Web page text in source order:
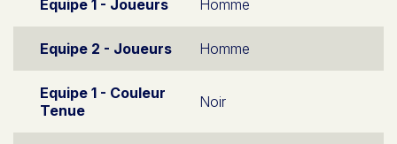
Equipe 1 - Joueurs Homme
Equipe 2 - Joueurs Homme
Equipe 1 - Couleur
Tenue
Noir